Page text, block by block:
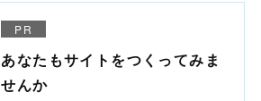
PR
あなたもサイトをつくってみま
せんか